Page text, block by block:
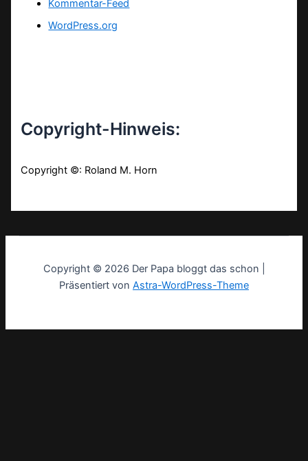
Kommentar-Feed
WordPress.org
Copyright-Hinweis:
Copyright ©: Roland M. Horn
Copyright © 2026 Der Papa bloggt das schon |
Präsentiert von Astra-WordPress-Theme